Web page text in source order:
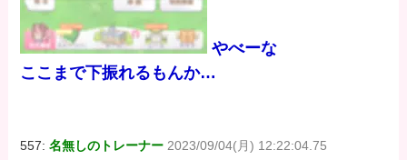
やべーな
ここまで下振れるもんか…
557:名無しのトレーナー 2023/09/04(月) 12:22:04.75